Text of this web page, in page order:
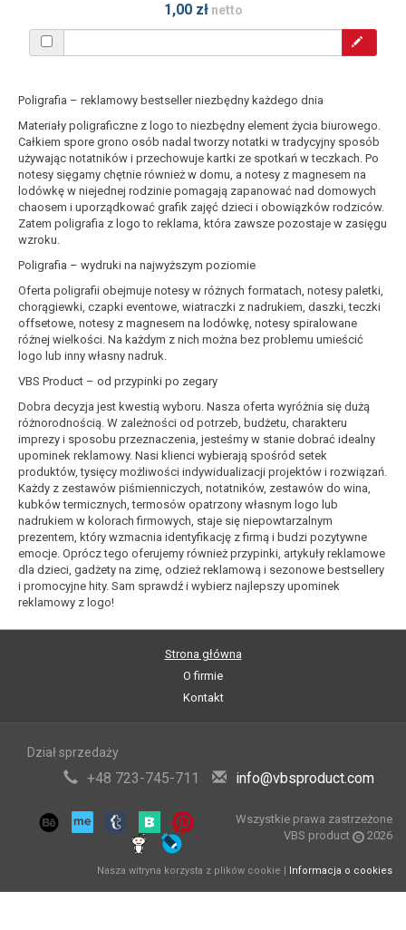
1,00 złnetto
Poligrafia – reklamowy bestseller niezbędny każdego dnia
Materiały poligraficzne z logo to niezbędny element życia biurowego.
Całkiem spore grono osób nadal tworzy notatki w tradycyjny sposób
używając notatników i przechowuje kartki ze spotkań w teczkach. Po
notesy sięgamy chętnie również w domu, a notesy z magnesem na
lodówkę w niejednej rodzinie pomagają zapanować nad domowych
chaosem i uporządkować grafik zajęć dzieci i obowiązków rodziców.
Zatem poligrafia z logo to reklama, która zawsze pozostaje w zasięgu
wzroku.
Poligrafia – wydruki na najwyższym poziomie
Oferta poligrafii obejmuje notesy w różnych formatach, notesy paletki,
chorągiewki, czapki eventowe, wiatraczki z nadrukiem, daszki, teczki
offsetowe, notesy z magnesem na lodówkę, notesy spiralowane
różnej wielkości. Na każdym z nich można bez problemu umieścić
logo lub inny własny nadruk.
VBS Product – od przypinki po zegary
Dobra decyzja jest kwestią wyboru. Nasza oferta wyróżnia się dużą
różnorodnością. W zależności od potrzeb, budżetu, charakteru
imprezy i sposobu przeznaczenia, jesteśmy w stanie dobrać idealny
upominek reklamowy. Nasi klienci wybierają spośród setek
produktów, tysięcy możliwości indywidualizacji projektów i rozwiązań.
Każdy z zestawów piśmienniczych, notatników, zestawów do wina,
kubków termicznych, termosów opatrzony własnym logo lub
nadrukiem w kolorach firmowych, staje się niepowtarzalnym
prezentem, który wzmacnia identyfikację z firmą i budzi pozytywne
emocje. Oprócz tego oferujemy również przypinki, artykuły reklamowe
dla dzieci, gadżety na zimę, odzież reklamową i sezonowe bestsellery
i promocyjne hity. Sam sprawdź i wybierz najlepszy upominek
reklamowy z logo!
Strona główna
O firmie
Kontakt
Dział sprzedaży
+48 723-745-711 info@vbsproduct.com
Wszystkie prawa zastrzeżone
VBS product
2026
Nasza witryna korzysta z plików cookie | Informacja o cookies